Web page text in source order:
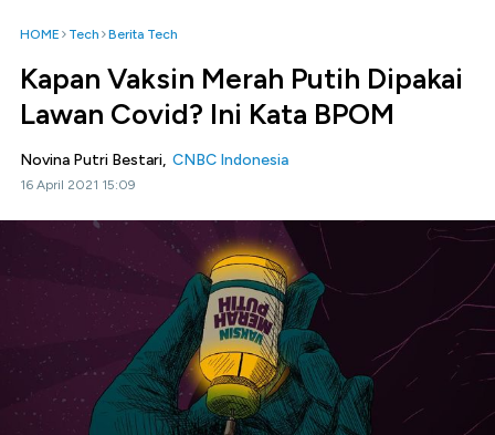
HOME Tech Berita Tech
Kapan Vaksin Merah Putih Dipakai
Lawan Covid? Ini Kata BPOM
Novina Putri Bestari, CNBC Indonesia
16 April 2021 15:09